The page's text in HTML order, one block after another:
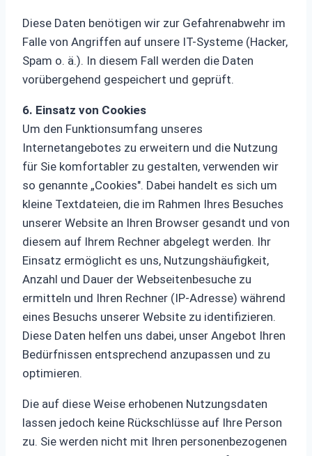
Diese Daten benötigen wir zur Gefahrenabwehr im
Falle von Angriffen auf unsere IT-Systeme (Hacker,
Spam o. ä.). In diesem Fall werden die Daten
vorübergehend gespeichert und geprüft.
6. Einsatz von Cookies
Um den Funktionsumfang unseres
Internetangebotes zu erweitern und die Nutzung
für Sie komfortabler zu gestalten, verwenden wir
so genannte „Cookies". Dabei handelt es sich um
kleine Textdateien, die im Rahmen Ihres Besuches
unserer Website an Ihren Browser gesandt und von
diesem auf Ihrem Rechner abgelegt werden. Ihr
Einsatz ermöglicht es uns, Nutzungshäufigkeit,
Anzahl und Dauer der Webseitenbesuche zu
ermitteln und Ihren Rechner (IP-Adresse) während
eines Besuchs unserer Website zu identifizieren.
Diese Daten helfen uns dabei, unser Angebot Ihren
Bedürfnissen entsprechend anzupassen und zu
optimieren.
Die auf diese Weise erhobenen Nutzungsdaten
lassen jedoch keine Rückschlüsse auf Ihre Person
zu. Sie werden nicht mit Ihren personenbezogenen